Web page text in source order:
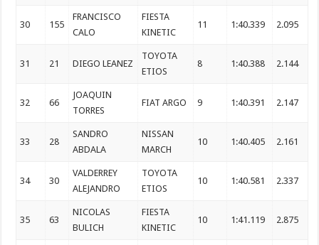
30 155
FRANCISCO
CALO
FIESTA
KINETIC
11 1:40.339 2.095
31 21 DIEGO LEANEZ
TOYOTA
ETIOS
8 1:40.388 2.144
32 66
JOAQUIN
TORRES
FIAT ARGO 9 1:40.391 2.147
33 28
SANDRO
ABDALA
NISSAN
MARCH
10 1:40.405 2.161
34 30
VALDERREY
ALEJANDRO
TOYOTA
ETIOS
10 1:40.581 2.337
35 63
NICOLAS
BULICH
FIESTA
KINETIC
10 1:41.119 2.875